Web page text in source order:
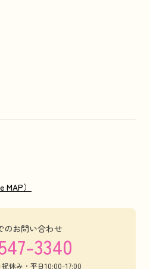
MAP）
のお問い合わせ
3340
休み・平日10:00-17:00